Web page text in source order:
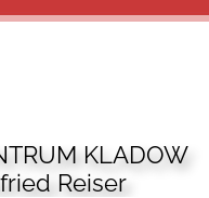
KLADOW
Reiser